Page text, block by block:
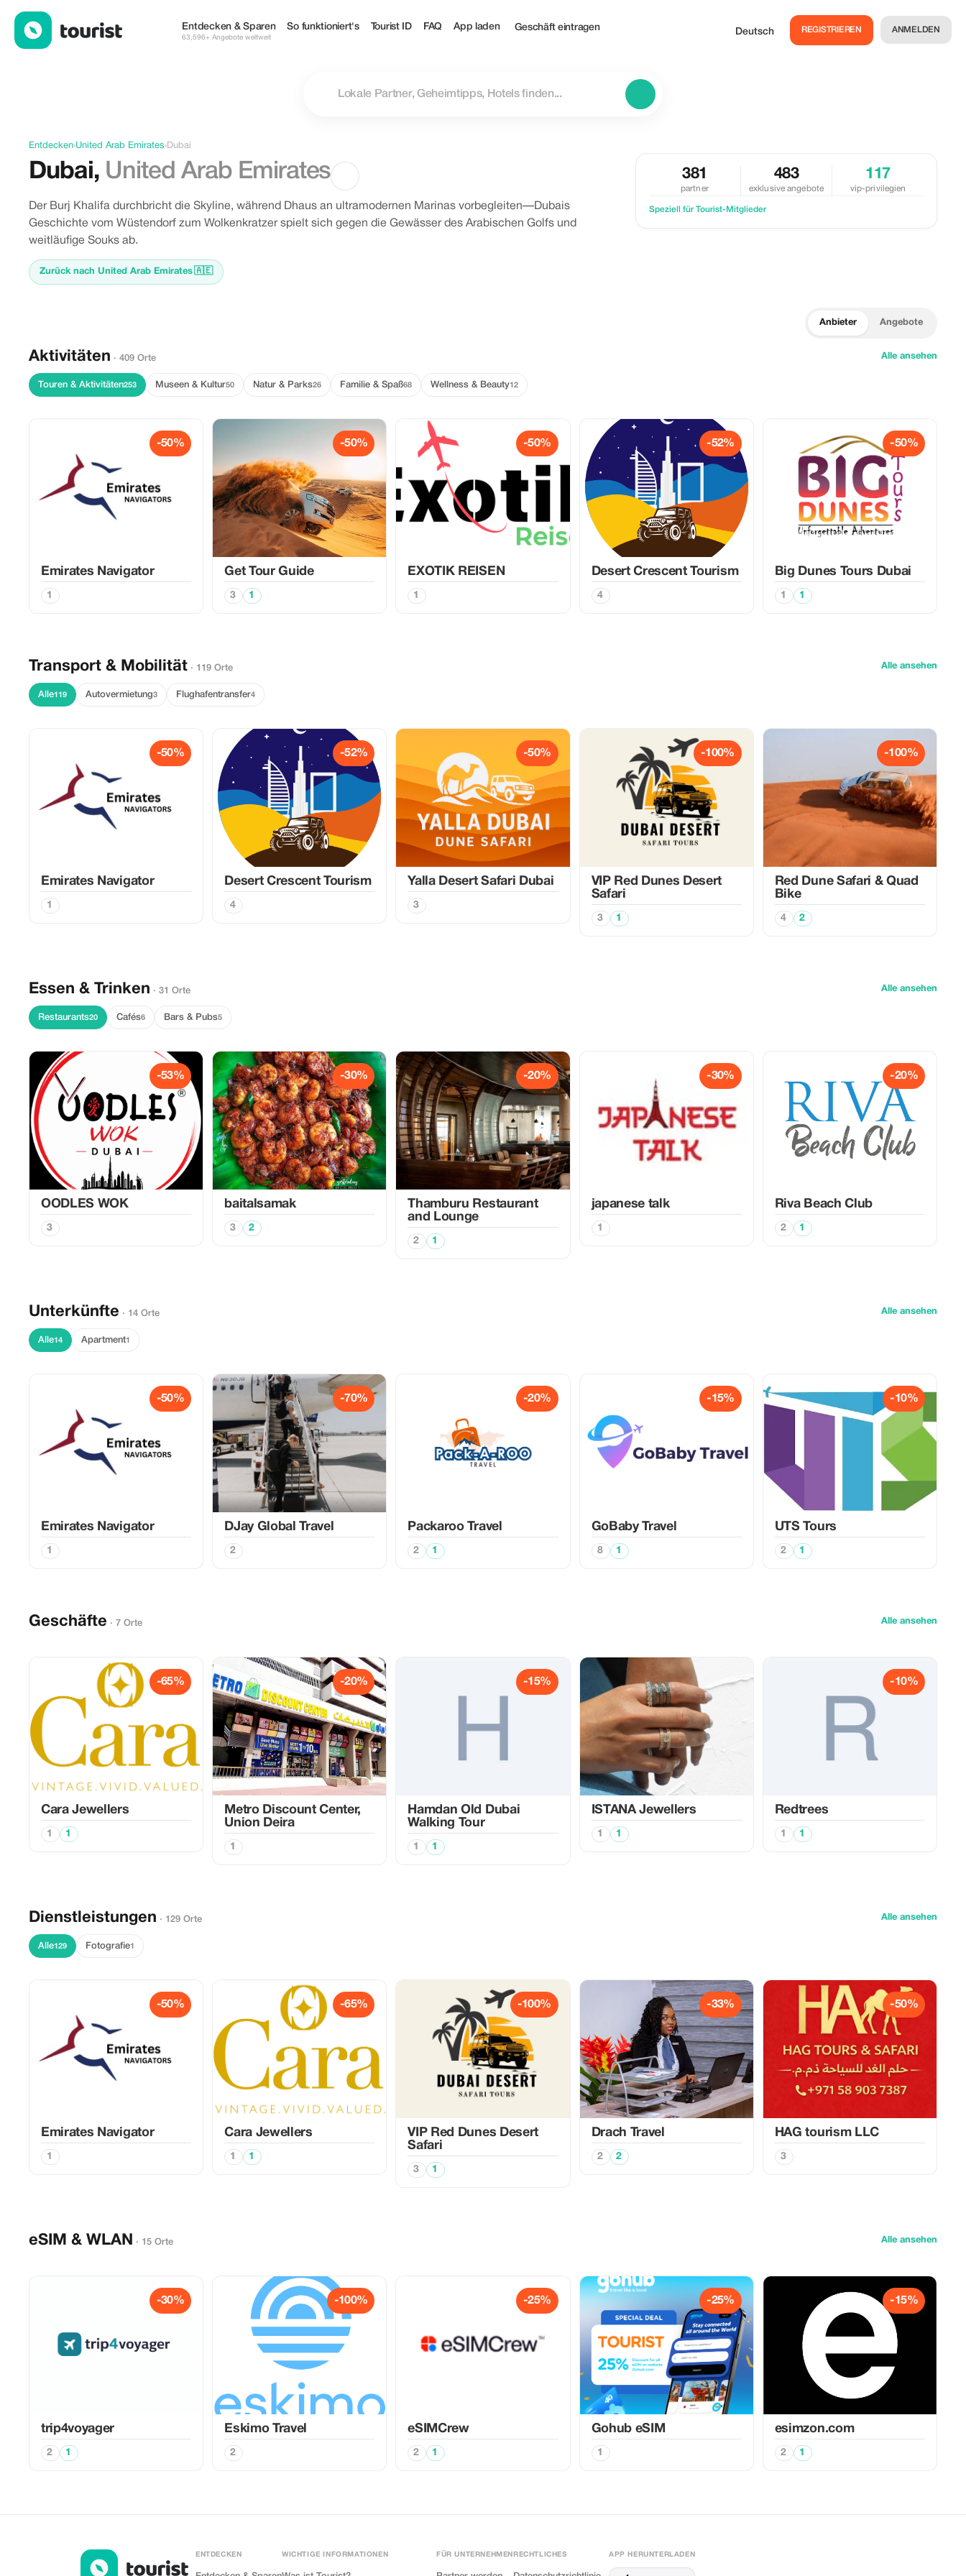
Entdecken & Sparen
63,596+ Angebote weltweit
So funktioniert's Tourist ID FAQ App laden Geschäft eintragen Deutsch REGISTRIEREN ANMELDEN
Entdecken›United Arab Emirates›Dubai
Dubai, United Arab Emirates
Der Burj Khalifa durchbricht die Skyline, während Dhaus an ultramodernen Marinas vorbegleiten—Dubais
Geschichte vom Wüstendorf zum Wolkenkratzer spielt sich gegen die Gewässer des Arabischen Golfs und
weitläufige Souks ab.
Zurück nach United Arab Emirates🇦🇪
381
partner
483
exklusive angebote
117
vip-privilegien
Speziell für Tourist-Mitglieder
Anbieter Angebote
Aktivitäten · 409 Orte Alle ansehen
Touren & Aktivitäten253 Museen & Kultur50 Natur & Parks26 Familie & Spaß68 Wellness & Beauty12
-50%
Emirates Navigator
1
-50%
Get Tour Guide
3 1
-50%
EXOTIK REISEN
1
-52%
Desert Crescent Tourism
4
-50%
Big Dunes Tours Dubai
1 1
Transport & Mobilität · 119 Orte Alle ansehen
Alle119 Autovermietung3 Flughafentransfer4
-50%
Emirates Navigator
1
-52%
Desert Crescent Tourism
4
-50%
Yalla Desert Safari Dubai
3
-100%
VIP Red Dunes Desert
Safari
3 1
-100%
Red Dune Safari & Quad
Bike
4 2
Essen & Trinken · 31 Orte Alle ansehen
Restaurants20 Cafés6 Bars & Pubs5
-53%
OODLES WOK
3
-30%
baitalsamak
3 2
-20%
Thamburu Restaurant
and Lounge
2 1
-30%
japanese talk
1
-20%
Riva Beach Club
2 1
Unterkünfte · 14 Orte Alle ansehen
Alle14 Apartment1
-50%
Emirates Navigator
1
-70%
DJay Global Travel
2
-20%
Packaroo Travel
2 1
-15%
GoBaby Travel
8 1
-10%
UTS Tours
2 1
Geschäfte · 7 Orte Alle ansehen
-65%
Cara Jewellers
1 1
-20%
Metro Discount Center,
Union Deira
1
-15%
Hamdan Old Dubai
Walking Tour
1 1
ISTANA Jewellers
1 1
-10%
Redtrees
1 1
Dienstleistungen · 129 Orte Alle ansehen
Alle129 Fotografie1
-50%
Emirates Navigator
1
-65%
Cara Jewellers
1 1
-100%
VIP Red Dunes Desert
Safari
3 1
-33%
Drach Travel
2 2
-50%
HAG tourism LLC
3
eSIM & WLAN · 15 Orte Alle ansehen
-30%
trip4voyager
2 1
-100%
Eskimo Travel
2
-25%
eSIMCrew
2 1
-25%
Gohub eSIM
1
-15%
esimzon.com
2 1
ENTDECKEN WICHTIGE INFORMATIONEN FÜR UNTERNEHMEN RECHTLICHES APP HERUNTERLADEN